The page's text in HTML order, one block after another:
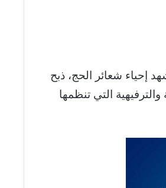
إحياء شعائر الحج، ذبح
التي تنظمها